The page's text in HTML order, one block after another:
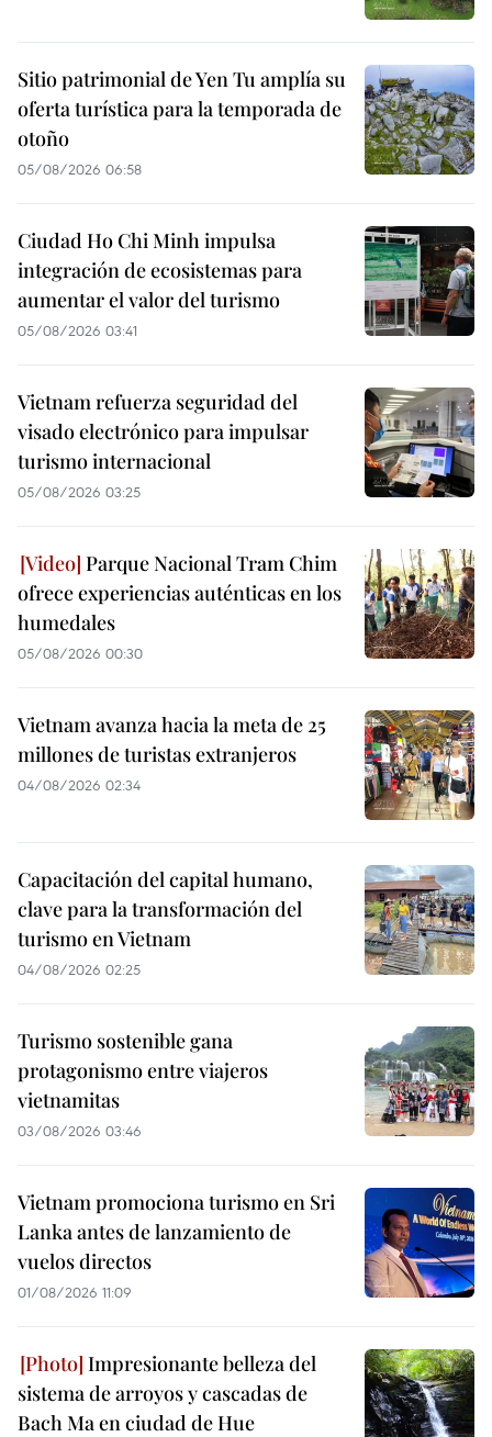
Sitio patrimonial de Yen Tu amplía su
oferta turística para la temporada de
otoño
05/08/2026 06:58
Ciudad Ho Chi Minh impulsa
integración de ecosistemas para
aumentar el valor del turismo
05/08/2026 03:41
Vietnam refuerza seguridad del
visado electrónico para impulsar
turismo internacional
05/08/2026 03:25
Parque Nacional Tram Chim
ofrece experiencias auténticas en los
humedales
05/08/2026 00:30
Vietnam avanza hacia la meta de 25
millones de turistas extranjeros
04/08/2026 02:34
Capacitación del capital humano,
clave para la transformación del
turismo en Vietnam
04/08/2026 02:25
Turismo sostenible gana
protagonismo entre viajeros
vietnamitas
03/08/2026 03:46
Vietnam promociona turismo en Sri
Lanka antes de lanzamiento de
vuelos directos
01/08/2026 11:09
Impresionante belleza del
sistema de arroyos y cascadas de
Bach Ma en ciudad de Hue